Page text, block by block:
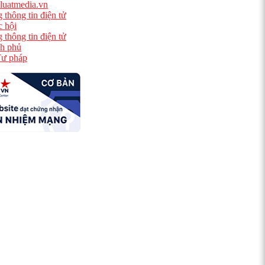
thông tin điện tử
hội
thông tin điện tử
phủ
pháp